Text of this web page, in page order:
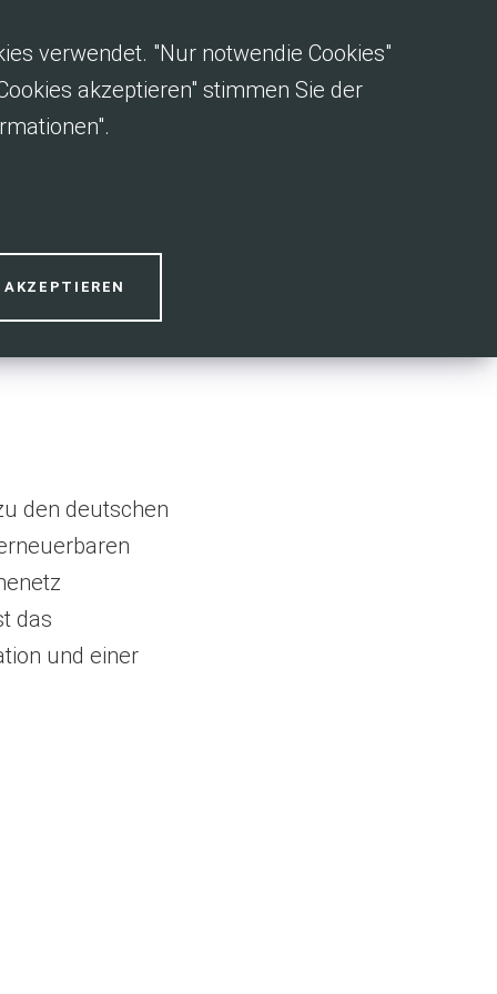
verwendet. "Nur notwendie Cookies"
akzeptieren" stimmen Sie der
den deutschen
das
und einer